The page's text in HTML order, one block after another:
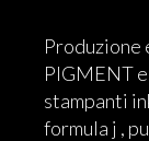
Produzione
PIGMENT
stampanti
formula j ,